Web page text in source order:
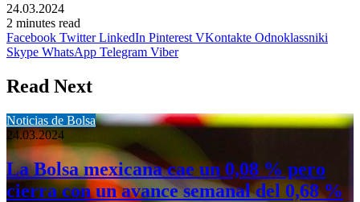
24.03.2024
2 minutes read
Facebook Twitter LinkedIn Pinterest VKontakte Odnoklassniki
Skype WhatsApp Telegram Viber
Read Next
Noticias de Bolsa
24.03.2024
La Bolsa mexicana cae un 0,08 % pero
cierra con un avance semanal del 0,68 %